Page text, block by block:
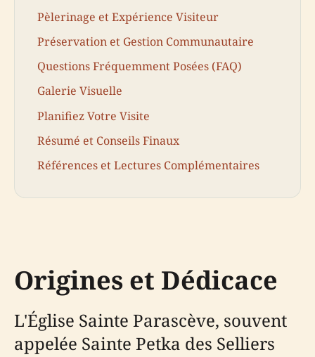
Pèlerinage et Expérience Visiteur
Préservation et Gestion Communautaire
Questions Fréquemment Posées (FAQ)
Galerie Visuelle
Planifiez Votre Visite
Résumé et Conseils Finaux
Références et Lectures Complémentaires
Origines et Dédicace
L'Église Sainte Parascève, souvent
appelée Sainte Petka des Selliers